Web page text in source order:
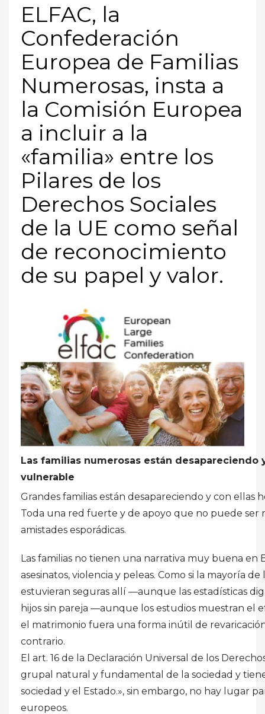
ELFAC, la
Confederación
Europea de Familias
Numerosas, insta a
la Comisión Europea
a incluir a la
«familia» entre los
Pilares de los
Derechos Sociales
de la UE como señal
de reconocimiento
de su papel y valor.
Las familias numerosas están desapareciendo
vulnerable
Grandes familias están desapareciendo y con ellas
Toda una red fuerte y de apoyo que no puede ser
amistades esporádicas.
Las familias no tienen una narrativa muy buena en
asesinatos, violencia y peleas. Como si la mayoría
estuvieran seguras allí —aunque las estadísticas
hijos sin pareja —aunque los estudios muestran el
el matrimonio fuera una forma inútil de
contrario.
El art. 16 de la Declaración Universal de los
grupal natural y fundamental de la sociedad y
sociedad y el Estado.», sin embargo, no hay lugar
europeos.